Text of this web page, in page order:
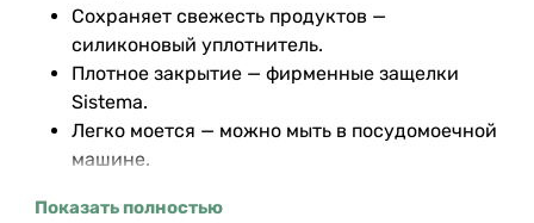
Сохраняет свежесть продуктов —
силиконовый уплотнитель.
Плотное закрытие — фирменные защелки
Sistema.
Легко моется — можно мыть в посудомоечной
машине.
фталаты.
Показать полностью